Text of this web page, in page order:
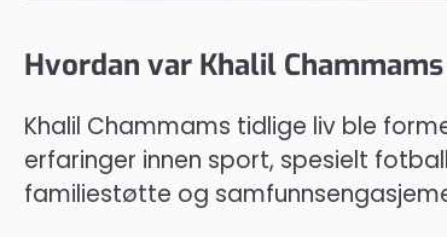
Hvordan var Khalil
Khalil Chammams tidlige liv ble
erfaringer innen sport, spesielt
familiestøtte og